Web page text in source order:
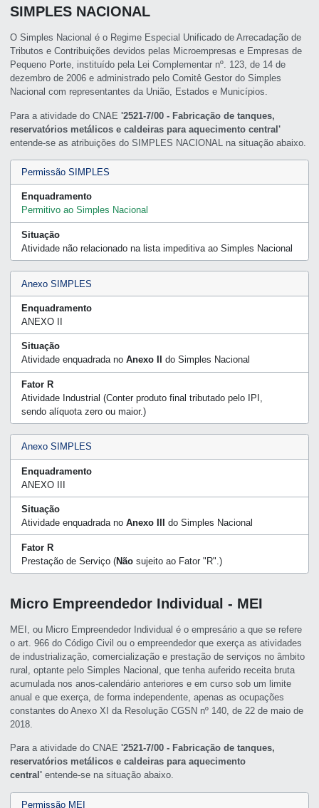
SIMPLES NACIONAL
O Simples Nacional é o Regime Especial Unificado de Arrecadação de
Tributos e Contribuições devidos pelas Microempresas e Empresas de
Pequeno Porte, instituído pela Lei Complementar nº. 123, de 14 de
dezembro de 2006 e administrado pelo Comitê Gestor do Simples
Nacional com representantes da União, Estados e Municípios.
Para a atividade do CNAE'2521-7/00 - Fabricação de tanques,
reservatórios metálicos e caldeiras para aquecimento central'
entende-se as atribuições do SIMPLES NACIONAL na situação abaixo.
Permissão SIMPLES
Enquadramento
Permitivo ao Simples Nacional
Situação
Atividade não relacionado na lista impeditiva ao Simples Nacional
Anexo SIMPLES
Enquadramento
ANEXO II
Situação
Atividade enquadrada no Anexo II do Simples Nacional
Fator R
Atividade Industrial (Conter produto final tributado pelo IPI,
sendo alíquota zero ou maior.)
Anexo SIMPLES
Enquadramento
ANEXO III
Situação
Atividade enquadrada no Anexo III do Simples Nacional
Fator R
Prestação de Serviço (Nãosujeito ao Fator "R".)
Micro Empreendedor Individual - MEI
MEI, ou Micro Empreendedor Individual é o empresário a que se refere
o art. 966 do Código Civil ou o empreendedor que exerça as atividades
de industrialização, comercialização e prestação de serviços no âmbito
rural, optante pelo Simples Nacional, que tenha auferido receita bruta
acumulada nos anos-calendário anteriores e em curso sob um limite
anual e que exerça, de forma independente, apenas as ocupações
constantes do Anexo XI da Resolução CGSN nº 140, de 22 de maio de
2018.
Para a atividade do CNAE'2521-7/00 - Fabricação de tanques,
reservatórios metálicos e caldeiras para aquecimento
central' entende-se na situação abaixo.
Permissão MEI